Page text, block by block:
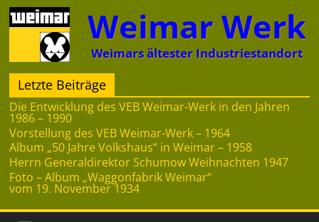
Zum
Inhalt
springen
Weimar Werk
Weimars ältester Industriestandort
Letzte Beiträge
Die Entwicklung des VEB Weimar-Werk in den Jahren
1986 – 1990
Vorstellung des VEB Weimar-Werk – 1964
Album „50 Jahre Volkshaus“ in Weimar – 1958
Herrn Generaldirektor Schumow Weihnachten 1947
Foto – Album „Waggonfabrik Weimar“
vom 19. November 1934